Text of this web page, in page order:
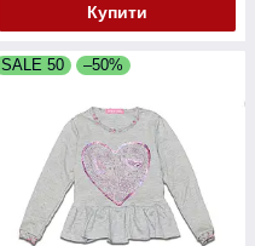
Купити
SALE 50 –50%